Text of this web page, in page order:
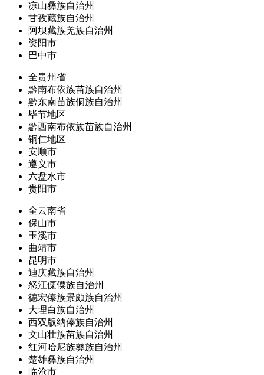
凉山彝族自治州
甘孜藏族自治州
阿坝藏族羌族自治州
资阳市
巴中市
全贵州省
黔南布依族苗族自治州
黔东南苗族侗族自治州
毕节地区
黔西南布依族苗族自治州
铜仁地区
安顺市
遵义市
六盘水市
贵阳市
全云南省
保山市
玉溪市
曲靖市
昆明市
迪庆藏族自治州
怒江傈僳族自治州
德宏傣族景颇族自治州
大理白族自治州
西双版纳傣族自治州
文山壮族苗族自治州
红河哈尼族彝族自治州
楚雄彝族自治州
临沧市